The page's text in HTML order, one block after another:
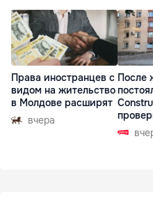
Права иностранцев с
видом на жительство
в Молдове расширят
вчера
После